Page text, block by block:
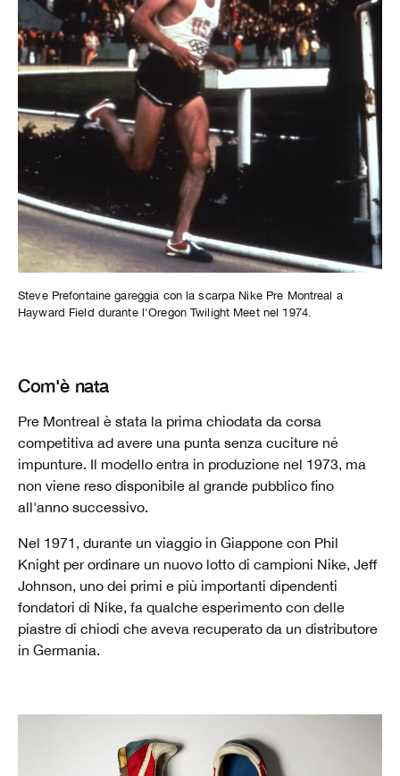
Steve Prefontaine gareggia con la scarpa Nike Pre Montreal a
Hayward Field durante l'Oregon Twilight Meet nel 1974.
Com'è nata
Pre Montreal è stata la prima chiodata da corsa
competitiva ad avere una punta senza cuciture né
impunture. Il modello entra in produzione nel 1973, ma
non viene reso disponibile al grande pubblico fino
all'anno successivo.
Nel 1971, durante un viaggio in Giappone con Phil
Knight per ordinare un nuovo lotto di campioni Nike, Jeff
Johnson, uno dei primi e più importanti dipendenti
fondatori di Nike, fa qualche esperimento con delle
piastre di chiodi che aveva recuperato da un distributore
in Germania.